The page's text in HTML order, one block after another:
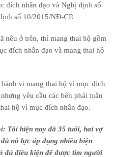
đích nhân đạo và Nghị định số
số 10/2015/NĐ-CP.
nêu ở trên, thì mang thai hộ gồm
đích nhân đạo và mang thai hộ
vi mang thai hộ vì mục đích
yêu cầu các bên phải tuân
hộ vì mục đích nhân đạo.
Tôi hiện nay đã 35 tuổi, hai vợ
nỗ lực áp dụng nhiều biện
đủ điều kiện để được tìm người